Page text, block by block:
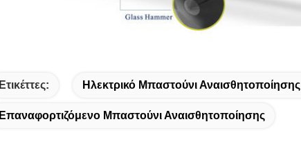
Ετικέττες: Ηλεκτρικό Μπαστούνι Αναισθητοποίησης
Επαναφορτιζόμενο Μπαστούνι Αναισθητοποίησης